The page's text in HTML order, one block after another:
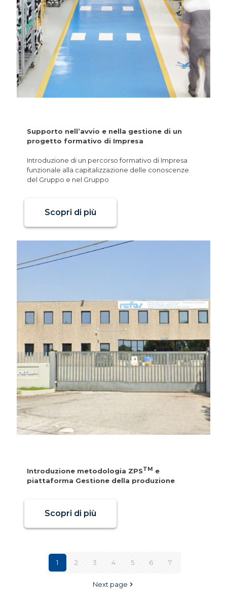
Supporto nell’avvio e nella gestione di un
progetto formativo di Impresa
Introduzione di un percorso formativo di Impresa
funzionale alla capitalizzazione delle conoscenze
del Gruppo e nel Gruppo
Scopri di più
Introduzione metodologia ZPSTM e
piattaforma Gestione della produzione
Scopri di più
1 2 3 4 5 6 7
Next page